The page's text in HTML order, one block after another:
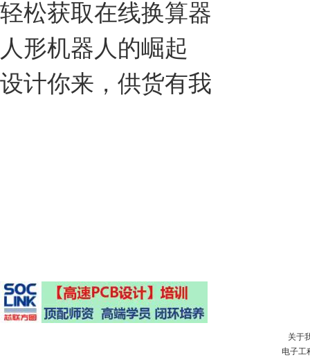
轻松获取在线换算器
人形机器人的崛起
设计你来，供货有我
关于
电子工